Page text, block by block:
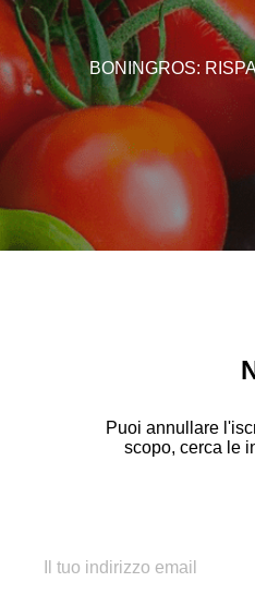
BONINGROS:
Puoi annullare
scopo, cerca le